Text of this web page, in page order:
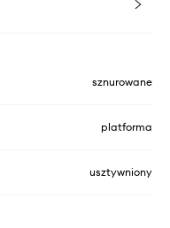
sznurowane
platforma
usztywniony